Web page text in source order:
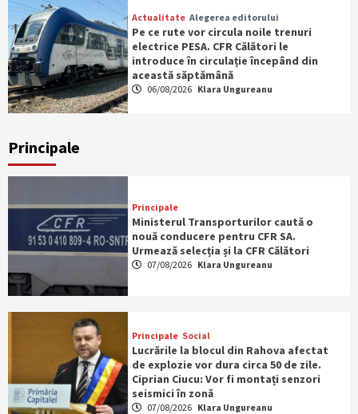
Actualitate Alegerea editorului
Pe ce rute vor circula noile trenuri
electrice PESA. CFR Călători le
introduce în circulație începând din
această săptămână
06/08/2026 Klara Ungureanu
Principale
Principale
Ministerul Transporturilor caută o
nouă conducere pentru CFR SA.
Urmează selecția și la CFR Călători
07/08/2026 Klara Ungureanu
Principale Social
Lucrările la blocul din Rahova afectat
de explozie vor dura circa 50 de zile.
Ciprian Ciucu: Vor fi montați senzori
seismici în zonă
07/08/2026 Klara Ungureanu